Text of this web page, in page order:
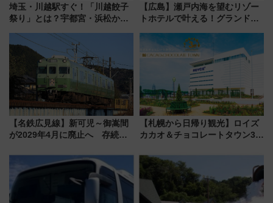
埼玉・川越駅すぐ！「川越餃子
祭り」とは？宇都宮・浜松から
を食べ比べ【7月25日・26日開
【広島】瀬戸内海を望むリゾー
トホテルで叶える！グランドプ
ディング＆カジュアルパーティ
ープラン
【名鉄広見線】新可児～御嵩間
が2029年4月に廃止へ 存続協
【札幌から日帰り観光】ロイズ
カカオ＆チョコレートタウン3周
詰め放題を開催、ロイズタウン
駅からのアクセスも